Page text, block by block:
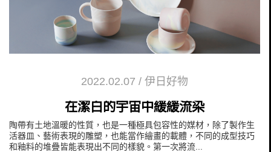
2022.02.07 / 伊日好物
在潔白的宇宙中緩緩流染
陶帶有土地溫暖的性質，也是一種極具包容性的媒材，除了製作生
活器皿、藝術表現的雕塑，也能當作繪畫的載體，不同的成型技巧
和釉料的堆疊皆能表現出不同的樣貌。第一次將流...